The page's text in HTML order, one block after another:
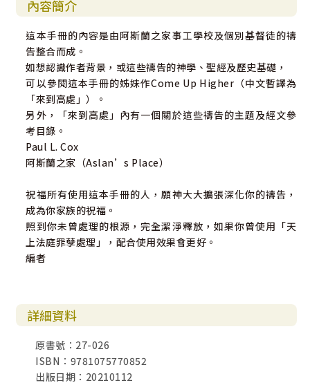
內容簡介
這本手冊的內容是由阿斯蘭之家事工學校及個別基督徒的禱
告整合而成。
如想認識作者背景，或這些禱告的神學、聖經及歷史基礎，
可以參閱這本手冊的姊妹作Come Up Higher（中文暫譯為
「來到高處」）。
另外，「來到高處」內有一個關於這些禱告的主題及經文參
考目錄。
Paul L. Cox
阿斯蘭之家（Aslan’s Place）
祝福所有使用這本手冊的人，願神大大擴張深化你的禱告，
成為你家族的祝福。
照到你未曾處理的根源，完全潔淨釋放，如果你曾使用「天
上法庭罪孽處理」，配合使用效果會更好。
編者
詳細資料
原書號：27-026
ISBN：9781075770852
出版日期：20210112